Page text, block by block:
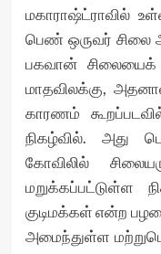
மகாராஷ்ட்ராவில்
பெண் ஒருவர் சிலை
பகவான் சிலையைக்
மாதவிலக்கு,
காரணம்
நிகழ்வில். அது
கோவிலில்
மறுக்கப்பட்டுள்ள
குடிமக்கள் என்ற
அமைந்துள்ள